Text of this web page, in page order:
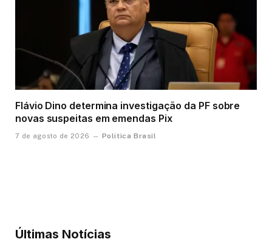
Flávio Dino determina investigação da PF sobre
novas suspeitas em emendas Pix
7 de agosto de 2026 Política Brasil
Últimas Notícias